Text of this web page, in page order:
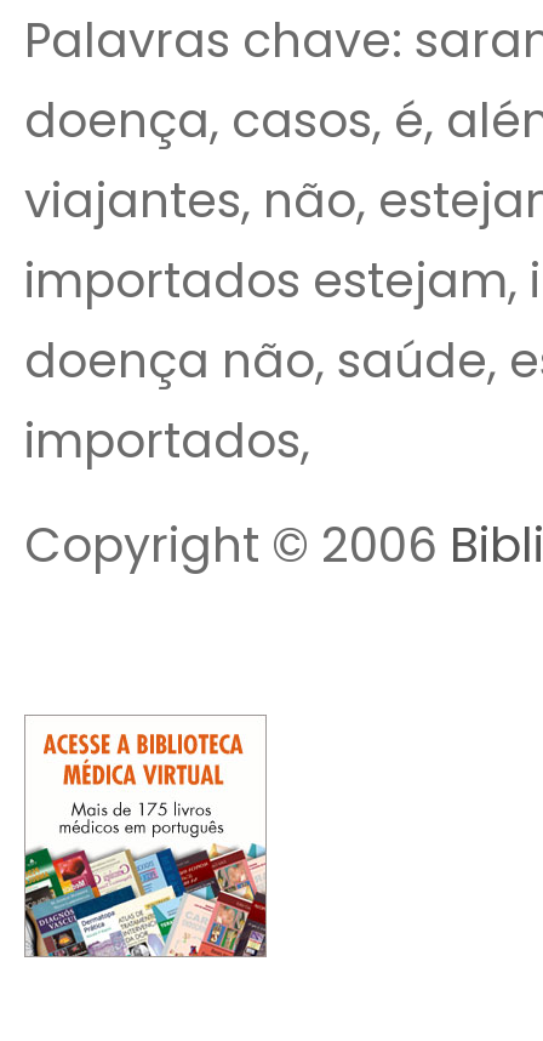
Palavras chave:
doença, casos, é,
viajantes, não,
importados estejam,
doença não, saúde,
importados,
Copyright © 2006